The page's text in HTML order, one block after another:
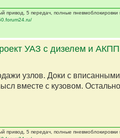
привод, 5 передач, полные
УАЗ с дизелем и АКПП
узлов. Доки с вписанными
вместе с кузовом.
привод, 5 передач, полные пневмоблокировки